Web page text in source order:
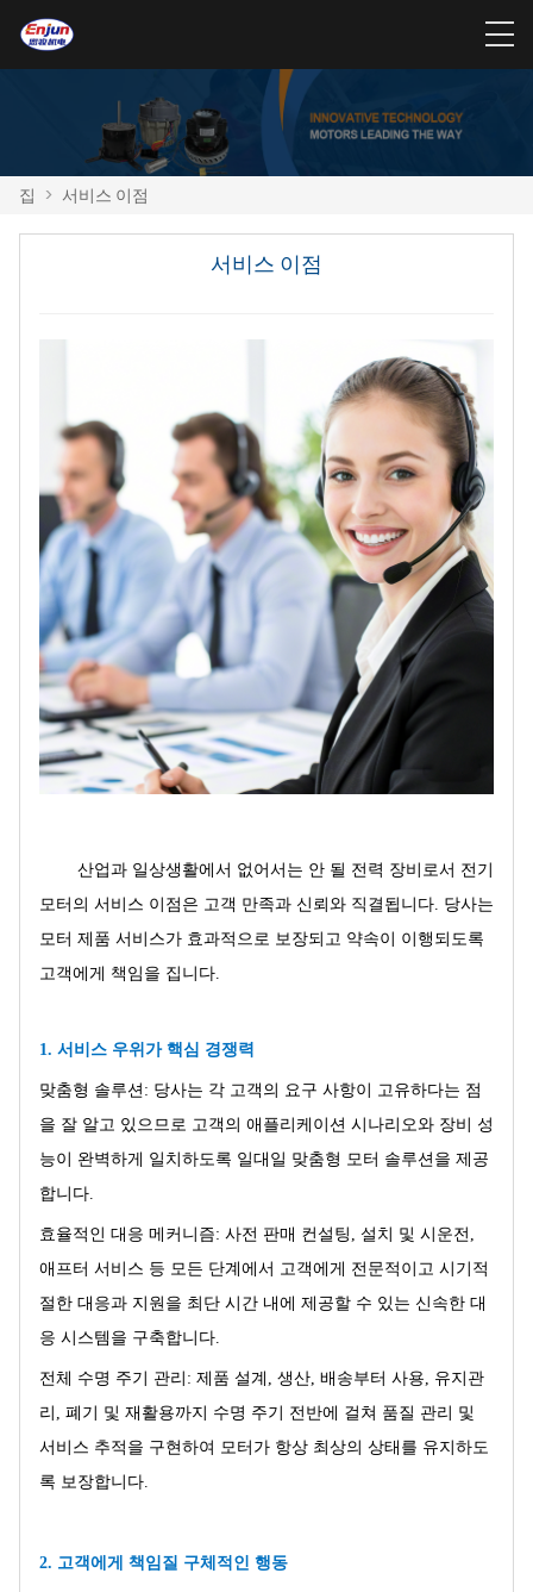
집 > 서비스 이점
서비스 이점
산업과 일상생활에서 없어서는 안 될 전력 장비로서 전기
모터의 서비스 이점은 고객 만족과 신뢰와 직결됩니다. 당사는
모터 제품 서비스가 효과적으로 보장되고 약속이 이행되도록
고객에게 책임을 집니다.
1. 서비스 우위가 핵심 경쟁력
맞춤형 솔루션: 당사는 각 고객의 요구 사항이 고유하다는 점
을 잘 알고 있으므로 고객의 애플리케이션 시나리오와 장비 성
능이 완벽하게 일치하도록 일대일 맞춤형 모터 솔루션을 제공
합니다.
효율적인 대응 메커니즘: 사전 판매 컨설팅, 설치 및 시운전,
애프터 서비스 등 모든 단계에서 고객에게 전문적이고 시기적
절한 대응과 지원을 최단 시간 내에 제공할 수 있는 신속한 대
응 시스템을 구축합니다.
전체 수명 주기 관리: 제품 설계, 생산, 배송부터 사용, 유지관
리, 폐기 및 재활용까지 수명 주기 전반에 걸쳐 품질 관리 및
서비스 추적을 구현하여 모터가 항상 최상의 상태를 유지하도
록 보장합니다.
2. 고객에게 책임질 구체적인 행동